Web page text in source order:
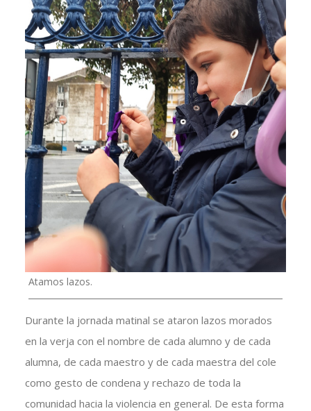
Atamos lazos.
Durante la jornada matinal se ataron lazos morados
en la verja con el nombre de cada alumno y de cada
alumna, de cada maestro y de cada maestra del cole
como gesto de condena y rechazo de toda la
comunidad hacia la violencia en general. De esta forma